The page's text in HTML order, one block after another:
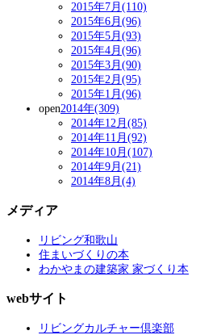
2015年7月(110)
2015年6月(96)
2015年5月(93)
2015年4月(96)
2015年3月(90)
2015年2月(95)
2015年1月(96)
open2014年(309)
2014年12月(85)
2014年11月(92)
2014年10月(107)
2014年9月(21)
2014年8月(4)
メディア
リビング和歌山
住まいづくりの本
わかやまの建築家 家づくり本
webサイト
リビングカルチャー倶楽部